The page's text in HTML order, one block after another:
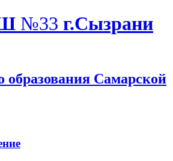
№33 г.Сызрани
образования Самарской